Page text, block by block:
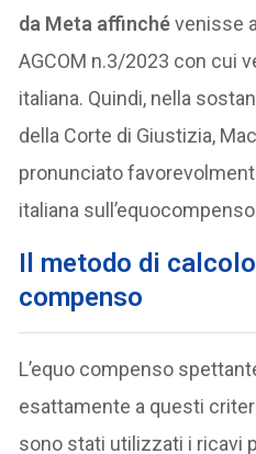
da Meta affinchévenisse
AGCOM n.3/2023 con cui
italiana. Quindi, nella
della Corte di Giustizia,
pronunciato
italiana
Il metodo di
compenso
L’equo compenso
esattamente a questi
sono stati utilizzati i ricavi